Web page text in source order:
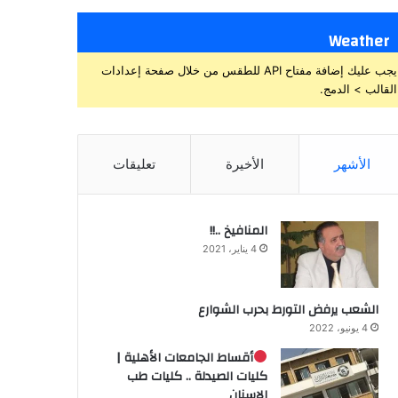
Weather
يجب عليك إضافة مفتاح API للطقس من خلال صفحة إعدادات
القالب > الدمج.
الأشهر الأخيرة تعليقات
المنافيخ ..!!
4 يناير، 2021
الشعب يرفض التورط بحرب الشوارع
4 يونيو، 2022
أقساط الجامعات الأهلية |
كليات الصيدلة .. كليات طب